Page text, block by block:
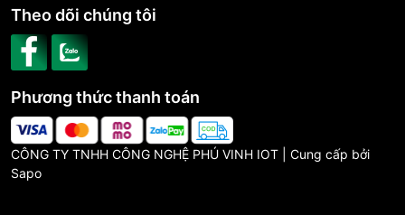
CÔNG TY TNHH CÔNG NGHỆ PHÚ VINH IOT | Cung cấp bởi
Sapo
Phương thức thanh toán
Theo dõi chúng tôi